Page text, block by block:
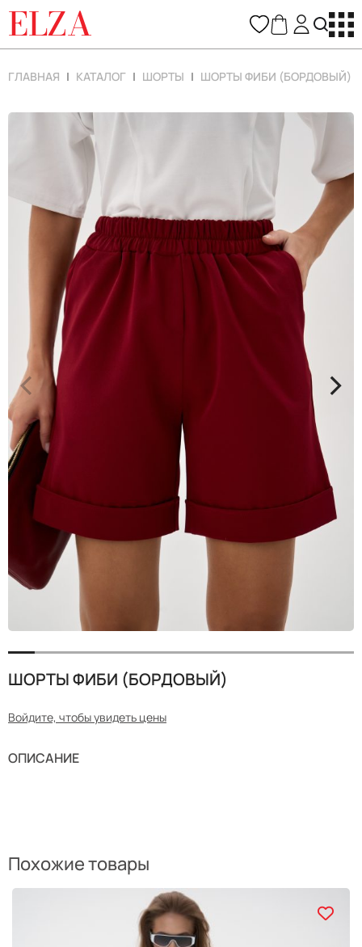
ELZA
ГЛАВНАЯ КАТАЛОГ ШОРТЫ ШОРТЫ ФИБИ (БОРДОВЫЙ)
< >
ШОРТЫ ФИБИ (БОРДОВЫЙ)
Войдите, чтобы увидеть цены
ОПИСАНИЕ
Похожие товары